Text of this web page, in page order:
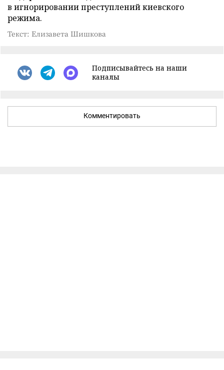
в игнорировании преступлений киевского
режима.
Текст: Елизавета Шишкова
Подписывайтесь на наши
каналы
Комментировать